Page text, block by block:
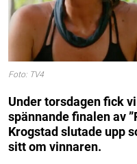
Foto: TV4
Under torsdagen fick
spännande finalen av
Krogstad slutade upp
sitt om vinnaren.